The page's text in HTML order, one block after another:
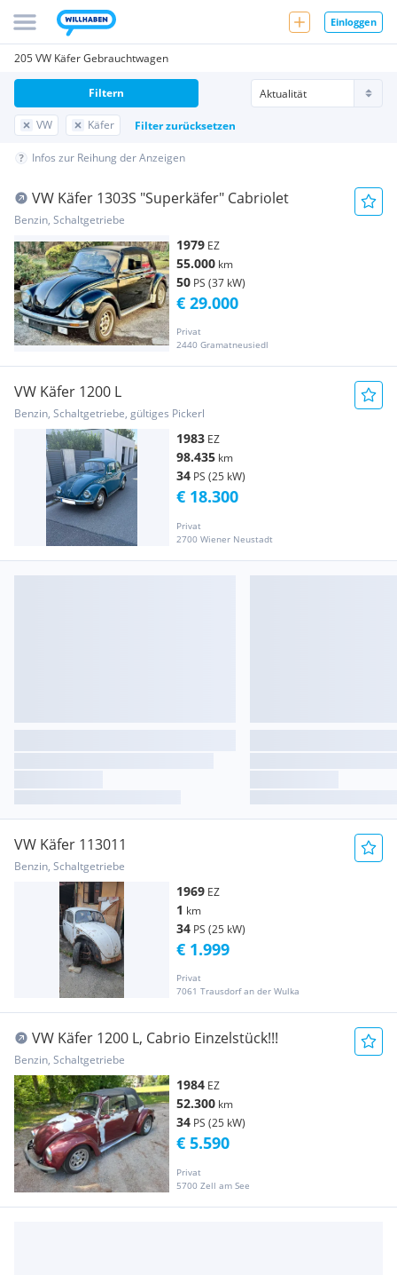
Einloggen
205 VW Käfer Gebrauchtwagen
VW Käfer Filter zurücksetzen
Filtern
Infos zur Reihung der Anzeigen
VW Käfer 1303S "Superkäfer" Cabriolet
Benzin, Schaltgetriebe
1979 EZ
55.000 km
50 PS (37 kW)
Privat
2440 Gramatneusiedl
€ 29.000
VW Käfer 1200 L
Benzin, Schaltgetriebe, gültiges Pickerl
1983 EZ
98.435 km
34 PS (25 kW)
Privat
2700 Wiener Neustadt
€ 18.300
VW Käfer 113011
Benzin, Schaltgetriebe
1969 EZ
1 km
34 PS (25 kW)
Privat
7061 Trausdorf an der Wulka
€ 1.999
VW Käfer 1200 L, Cabrio Einzelstück!!!
Benzin, Schaltgetriebe
1984 EZ
52.300 km
34 PS (25 kW)
Privat
5700 Zell am See
€ 5.590